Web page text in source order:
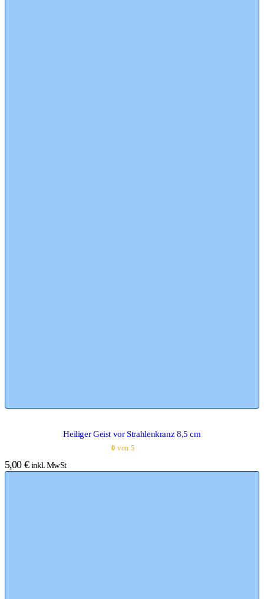
Heiliger Geist vor Strahlenkranz 8,5 cm
0 von 5
5,00 € inkl. MwSt